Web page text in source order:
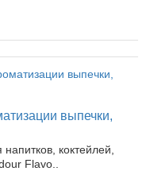
выпечки,
коктейлей,
Flavo..